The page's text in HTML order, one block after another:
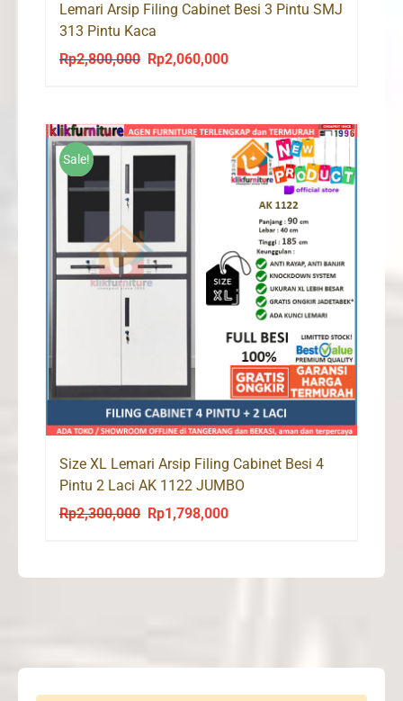
Lemari Arsip Filing Cabinet Besi 3 Pintu SMJ
313 Pintu Kaca
Rp2,800,000
Original
Rp2,800,000.
Rp2,060,000Current
Rp2,060,000.
Sale!
Size XL Lemari Arsip Filing Cabinet Besi 4
Pintu 2 Laci AK 1122 JUMBO
Rp2,300,000
Original
Rp1,798,000Current